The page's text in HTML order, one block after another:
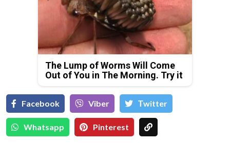
The Lump of Worms Will Come
Out of You in The Morning. Try it
Facebook Viber Тwitter
Whatsapp Pinterest